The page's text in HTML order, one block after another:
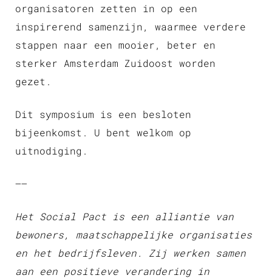
organisatoren zetten in op een
inspirerend samenzijn, waarmee verdere
stappen naar een mooier, beter en
sterker Amsterdam Zuidoost worden
gezet.
Dit symposium is een besloten
bijeenkomst. U bent welkom op
uitnodiging.
—–
Het Social Pact is een alliantie van
bewoners, maatschappelijke organisaties
en het bedrijfsleven. Zij werken samen
aan een positieve verandering in